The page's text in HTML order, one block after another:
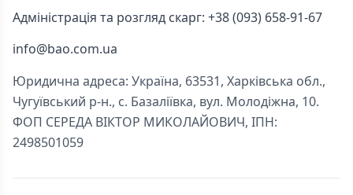
Адміністрація та розгляд скарг: +38 (093) 658-91-67
info@bao.com.ua
Юридична адреса: Україна, 63531, Харківська обл.,
Чугуївський р-н., с. Базаліївка, вул. Молодіжна, 10.
ФОП СЕРЕДА ВІКТОР МИКОЛАЙОВИЧ, ІПН:
2498501059